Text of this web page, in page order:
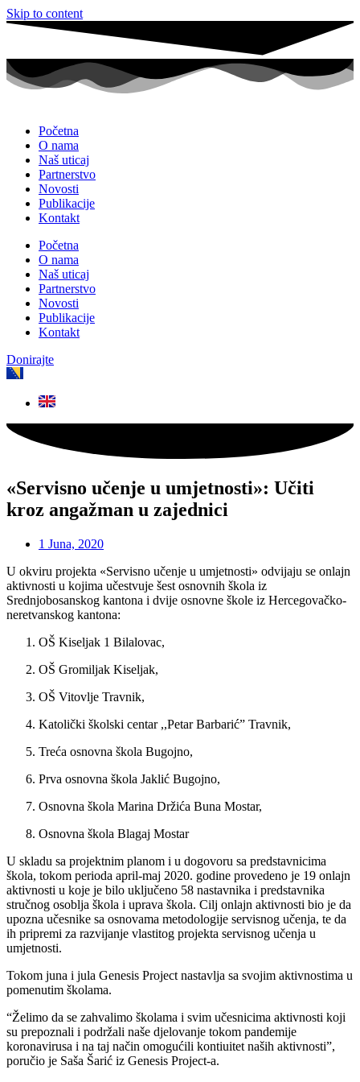
Skip to content
Početna
O nama
Naš uticaj
Partnerstvo
Novosti
Publikacije
Kontakt
Početna
O nama
Naš uticaj
Partnerstvo
Novosti
Publikacije
Kontakt
Donirajte
«Servisno učenje u umjetnosti»: Učiti
kroz angažman u zajednici
1 Juna, 2020
U okviru projekta «Servisno učenje u umjetnosti» odvijaju se onlajn
aktivnosti u kojima učestvuje šest osnovnih škola iz
Srednjobosanskog kantona i dvije osnovne škole iz Hercegovačko-
neretvanskog kantona:
OŠ Kiseljak 1 Bilalovac,
OŠ Gromiljak Kiseljak,
OŠ Vitovlje Travnik,
Katolički školski centar ,,Petar Barbarić” Travnik,
Treća osnovna škola Bugojno,
Prva osnovna škola Jaklić Bugojno,
Osnovna škola Marina Držića Buna Mostar,
Osnovna škola Blagaj Mostar
U skladu sa projektnim planom i u dogovoru sa predstavnicima
škola, tokom perioda april-maj 2020. godine provedeno je 19 onlajn
aktivnosti u koje je bilo uključeno 58 nastavnika i predstavnika
stručnog osoblja škola i uprava škola. Cilj onlajn aktivnosti bio je da
upozna učesnike sa osnovama metodologije servisnog učenja, te da
ih pripremi za razvijanje vlastitog projekta servisnog učenja u
umjetnosti.
Tokom juna i jula Genesis Project nastavlja sa svojim aktivnostima u
pomenutim školama.
“Želimo da se zahvalimo školama i svim učesnicima aktivnosti koji
su prepoznali i podržali naše djelovanje tokom pandemije
koronavirusa i na taj način omogućili kontiuitet naših aktivnosti”,
poručio je Saša Šarić iz Genesis Project-a.